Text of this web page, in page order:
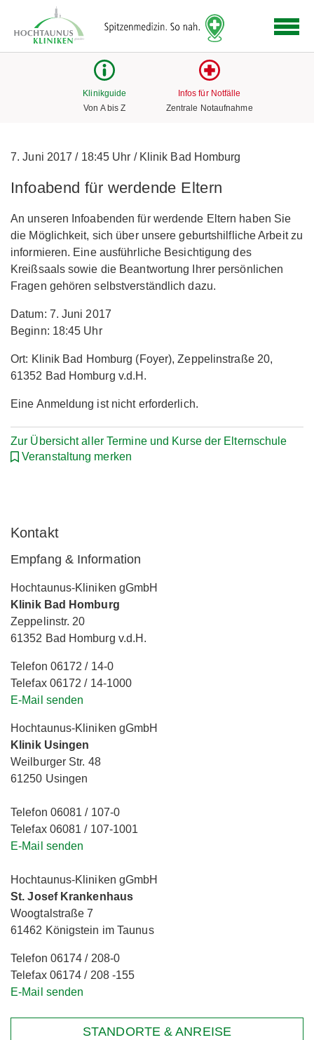
Link
zur
Klinikguide
Von A bis Z
Infos für Notfälle
Zentrale Notaufnahme
7. Juni 2017/18:45 Uhr /Klinik Bad Homburg
Infoabend für werdende Eltern
An unseren Infoabenden für werdende Eltern haben Sie
die Möglichkeit, sich über unsere geburtshilfliche Arbeit zu
informieren. Eine ausführliche Besichtigung des
Kreißsaals sowie die Beantwortung Ihrer persönlichen
Fragen gehören selbstverständlich dazu.
Datum: 7. Juni 2017
Beginn: 18:45 Uhr
Ort: Klinik Bad Homburg (Foyer), Zeppelinstraße 20,
61352 Bad Homburg v.d.H.
Eine Anmeldung ist nicht erforderlich.
Zur Übersicht aller Termine und Kurse der Elternschule
Veranstaltung merken
Kontakt
Empfang & Information
Hochtaunus-Kliniken gGmbH
Klinik Bad Homburg
Zeppelinstr. 20
61352 Bad Homburg v.d.H.
Telefon 06172 / 14-0
Telefax 06172 / 14-1000
E-Mail senden
Hochtaunus-Kliniken gGmbH
Klinik Usingen
Weilburger Str. 48
61250 Usingen
Telefon 06081 / 107-0
Telefax 06081 / 107-1001
E-Mail senden
Hochtaunus-Kliniken gGmbH
St. Josef Krankenhaus
Woogtalstraße 7
61462 Königstein im Taunus
Telefon 06174 / 208-0
Telefax 06174 / 208 -155
E-Mail senden
STANDORTE & ANREISE